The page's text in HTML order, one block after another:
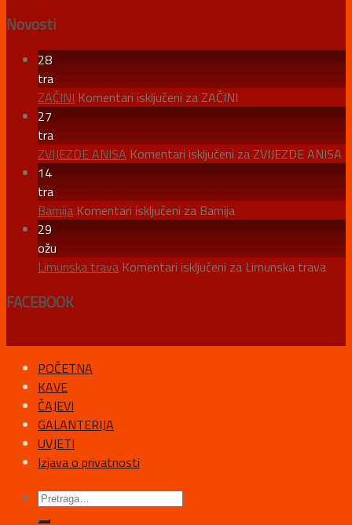
Novosti
28
tra
ZAČINI Komentari isključeni za ZAČINI
27
tra
ZVIJEZDE ANISA Komentari isključeni za ZVIJEZDE ANISA
14
tra
Bamija Komentari isključeni za Bamija
29
ožu
Limunska trava Komentari isključeni za Limunska trava
FACEBOOK
POČETNA
KAVE
ČAJEVI
GALANTERIJA
UVJETI
Izjava o privatnosti